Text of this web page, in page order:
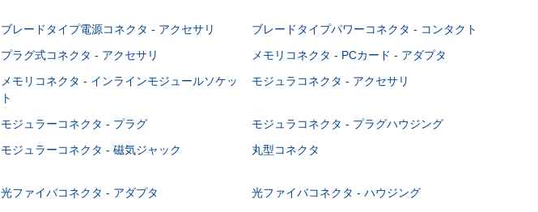
ブレードタイプ電源コネクタ - アクセサリ
ブレードタイプパワーコネクタ - コンタクト
プラグ式コネクタ - アクセサリ
メモリコネクタ - PCカード - アダプタ
メモリコネクタ - インラインモジュールソケッ
ト
モジュラコネクタ - アクセサリ
モジュラーコネクタ - プラグ
モジュラコネクタ - プラグハウジング
モジュラーコネクタ - 磁気ジャック 丸型コネクタ
光ファイバコネクタ - アダプタ
光ファイバコネクタ - ハウジング